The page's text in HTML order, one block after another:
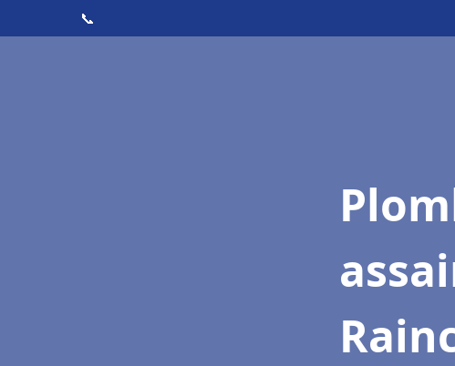
📞